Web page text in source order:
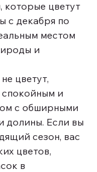
которые цветут
с декабря по
местом
и
цветут,
спокойным и
с обширными
долины. Если вы
сезон, вас
цветов,
в